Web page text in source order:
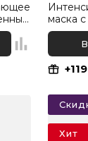
маска
волос
40 мл
+119
Хит